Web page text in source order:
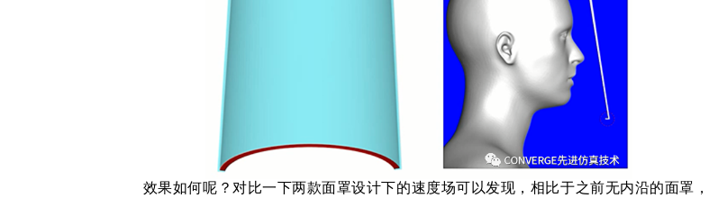
效果如何呢？对比一下两款面罩设计下的速度场可以发现，相比于之前无内沿的面罩，